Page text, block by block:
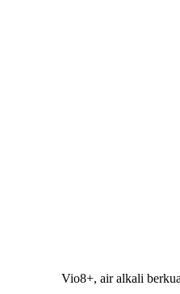
Vio8+, air alkali